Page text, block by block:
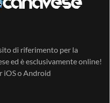
di riferimento per la
ed è esclusivamente online!
iOSoAndroid